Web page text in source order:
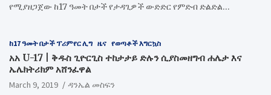
የሚያዘጋጀው ከ17 ዓመት በታች የታዳጊዎች ውድድር የምድብ ድልድል…
ከ17 ዓመት በታች ፕሪምየር ሊግ ዜና የወጣቶች እግርኳስ
አአ U-17 | ቅዱስ ጊዮርጊስ ተከታታይ ድሉን ሲያስመዘግብ ሐሌታ እና
ኤሌክትሪክም አሸንፈዋል
March 9, 2019
ዳንኤል መስፍን